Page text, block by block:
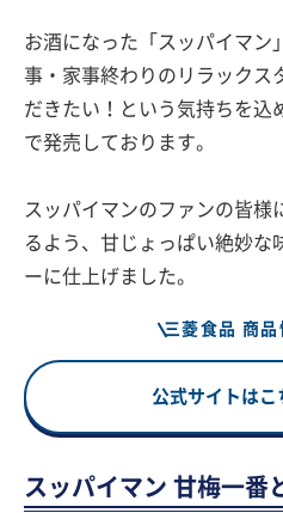
お酒になった「スッパイマン
事・家事終わりのリラックス
だきたい！という気持ちを込
で発売しております。
スッパイマンのファンの皆様
るよう、甘じょっぱい絶妙な
ーに仕上げました。
三菱食品 商
公式サイトは
スッパイマン 甘梅一番